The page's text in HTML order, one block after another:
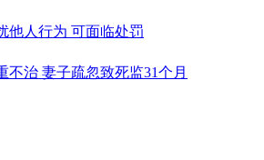
他人行为 可面临处罚
不治 妻子疏忽致死监31个月